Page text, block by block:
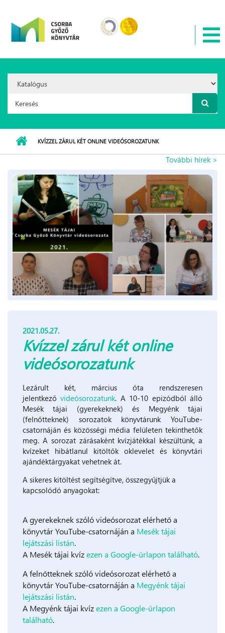
Option:
Keresés űrlap
KVÍZZEL ZÁRUL KÉT ONLINE VIDEÓSOROZATUNK
További hírek >
2021.05.27.
Kvízzel zárul két online
videósorozatunk
Lezárult két, március óta rendszeresen
jelentkezővideósorozatunk. A 10-10 epizódból álló
Mesék tájai (gyerekeknek) és Megyénk tájai
(felnőtteknek) sorozatok könyvtárunk YouTube-
csatornáján és közösségi média felületen tekinthetők
meg. A sorozat zárásaként kvízjátékkal készültünk, a
kvízeket hibátlanul kitöltők oklevelet és könyvtári
ajándéktárgyakat vehetnek át.
A sikeres kitöltést segítségítve, összegyűjtjük a
kapcsolódó anyagokat:
A gyerekeknek szóló videósorozat elérhető a
könyvtár YouTube-csatornáján a Mesék tájai
lejátszási listán.
A Mesék tájai kvízezen a Google-űrlapon található.
A felnőtteknek szóló videósorozat elérhető a
könyvtár YouTube-csatornáján a Megyénk tájai
lejátszási listán.
A Megyénk tájai kvízezen a Google-űrlapon
található.